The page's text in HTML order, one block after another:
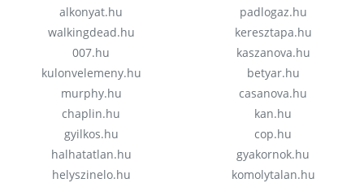
alkonyat.hu
walkingdead.hu
007.hu
kulonvelemeny.hu
murphy.hu
chaplin.hu
gyilkos.hu
halhatatlan.hu
helyszinelo.hu
padlogaz.hu
keresztapa.hu
kaszanova.hu
betyar.hu
casanova.hu
kan.hu
cop.hu
gyakornok.hu
komolytalan.hu